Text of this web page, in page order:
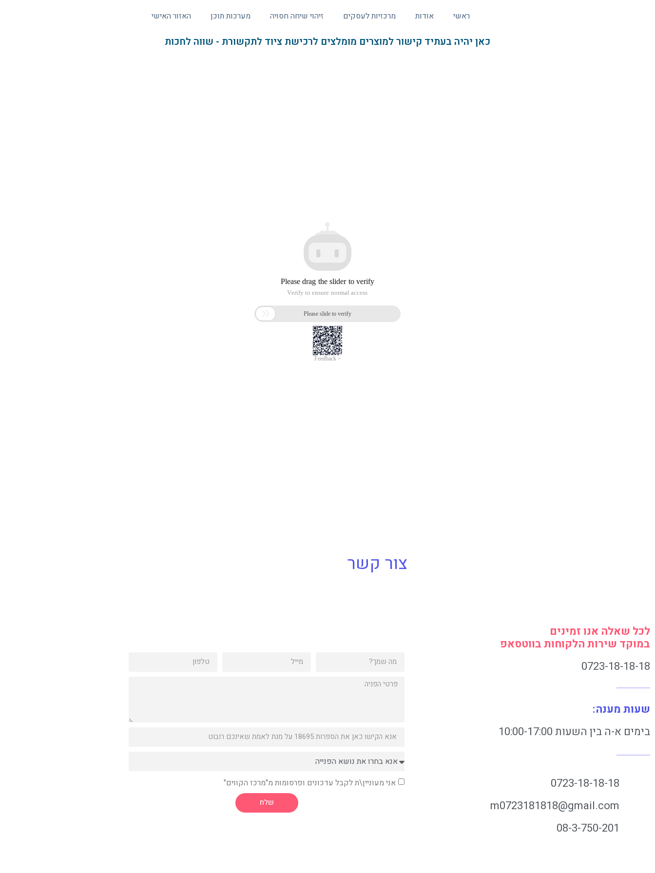
ראשי אודות מרכזיות לעסקים זיהוי שיחה חסויה מערכות תוכן האזור האישי
כאן יהיה בעתיד קישור למוצרים מומלצים לרכישת ציוד לתקשורת - שווה לחכות
צור קשר
לכל שאלה אנו זמינים
במוקד שירות הלקוחות בווטסאפ
0723-18-18-18
שעות מענה:
בימים א-ה בין השעות 10:00-17:00
0723-18-18-18
m0723181818@gmail.com
08-3-750-201
אני מעוניין\ת לקבל עדכונים ופרסומות מ"מרכז הקווים"
שלח